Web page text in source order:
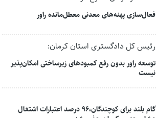
فعال‌سازی پهنه‌های معدنی معطل‌مانده راور
رئیس کل دادگستری استان کرمان:
توسعه راور بدون رفع کمبودهای زیرساختی امکان‌پذیر
نیست
گام بلند برای کوچندگان،۹۶ درصد اعتبارات اشتغال